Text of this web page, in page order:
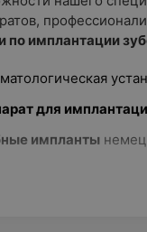
по имплантации
для
импланты
профессионал